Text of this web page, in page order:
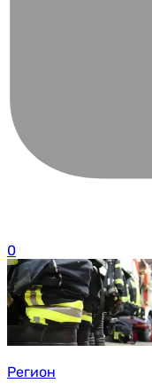
0
Регион